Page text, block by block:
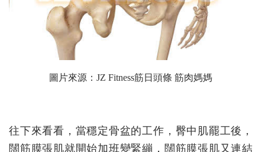
圖片來源：JZ Fitness筋日頭條 筋肉媽媽
往下來看看，當穩定骨盆的工作，臀中肌罷工後，
闊筋膜張肌就開始加班變緊繃，闊筋膜張肌又連結